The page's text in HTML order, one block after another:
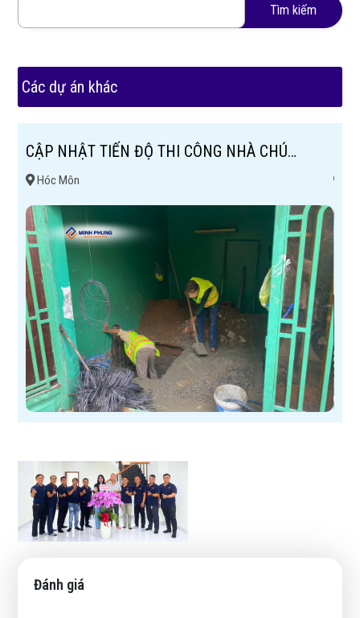
Tìm kiếm
Các dự án khác
CẬP NHẬT TIẾN ĐỘ THI CÔNG NHÀ CHÚ
THUẦN - HÓC MÔN
Hóc Môn
Đánh giá